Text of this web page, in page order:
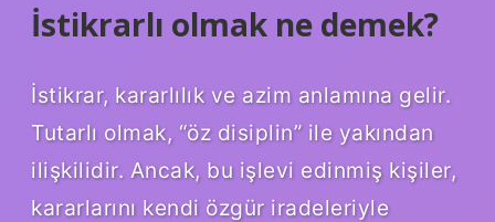
İstikrarlı olmak ne demek?
İstikrar, kararlılık ve azim anlamına gelir.
Tutarlı olmak, “öz disiplin” ile yakından
ilişkilidir. Ancak, bu işlevi edinmiş kişiler,
kararlarını kendi özgür iradeleriyle